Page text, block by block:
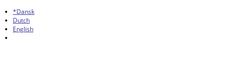
*Dansk
Dutch
English